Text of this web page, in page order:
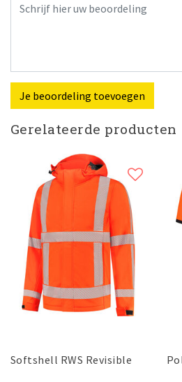
Je beoordeling toevoegen
Gerelateerde producten
Softshell RWS Revisible